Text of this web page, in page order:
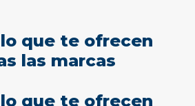
que te ofrecen
las marcas
que te ofrecen